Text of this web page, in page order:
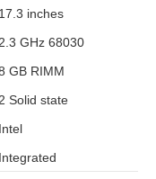
17.3 inches
2.3 GHz 68030
GB RIMM
2 Solid state
Intel
Integrated